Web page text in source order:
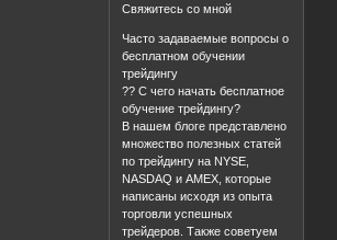
Свяжитесь со мной
Часто задаваемые вопросы о
бесплатном обучении
трейдингу
?? С чего начать бесплатное
обучение трейдингу?
В нашем блоге представлено
множество полезных статей
по трейдингу на NYSE,
NASDAQ и AMEX, которые
написаны исходя из опыта
торговли успешных
трейдеров. Также советуем